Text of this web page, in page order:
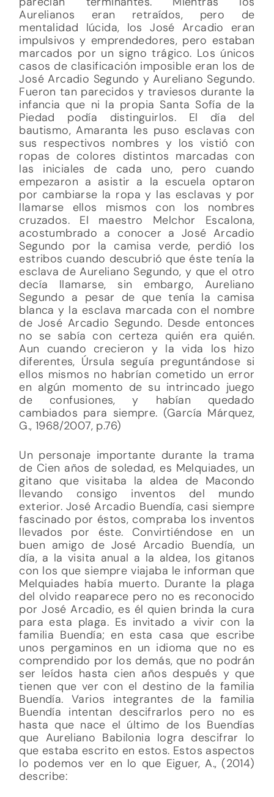
Aurelianos eran retraídos, pero de
mentalidad lúcida, los José Arcadio eran
impulsivos y emprendedores, pero estaban
marcados por un signo trágico. Los únicos
casos de clasificación imposible eran los de
José Arcadio Segundo y Aureliano Segundo.
Fueron tan parecidos y traviesos durante la
infancia que ni la propia Santa Sofía de la
Piedad podía distinguirlos. El día del
bautismo, Amaranta les puso esclavas con
sus respectivos nombres y los vistió con
ropas de colores distintos marcadas con
las iniciales de cada uno, pero cuando
empezaron a asistir a la escuela optaron
por cambiarse la ropa y las esclavas y por
llamarse ellos mismos con los nombres
cruzados. El maestro Melchor Escalona,
acostumbrado a conocer a José Arcadio
Segundo por la camisa verde, perdió los
estribos cuando descubrió que éste tenía la
esclava de Aureliano Segundo, y que el otro
decía llamarse, sin embargo, Aureliano
Segundo a pesar de que tenía la camisa
blanca y la esclava marcada con el nombre
de José Arcadio Segundo. Desde entonces
no se sabía con certeza quién era quién.
Aun cuando crecieron y la vida los hizo
diferentes, Úrsula seguía preguntándose si
ellos mismos no habrían cometido un error
en algún momento de su intrincado juego
de confusiones, y habían quedado
cambiados para siempre. (García Márquez,
G., 1968/2007, p.76)
Un personaje importante durante la trama
de Cien años de soledad, es Melquiades, un
gitano que visitaba la aldea de Macondo
llevando consigo inventos del mundo
exterior. José Arcadio Buendía, casi siempre
fascinado por éstos, compraba los inventos
llevados por éste. Convirtiéndose en un
buen amigo de José Arcadio Buendía, un
día, a la visita anual a la aldea, los gitanos
con los que siempre viajaba le informan que
Melquiades había muerto. Durante la plaga
del olvido reaparece pero no es reconocido
por José Arcadio, es él quien brinda la cura
para esta plaga. Es invitado a vivir con la
familia Buendía; en esta casa que escribe
unos pergaminos en un idioma que no es
comprendido por los demás, que no podrán
ser leídos hasta cien años después y que
tienen que ver con el destino de la familia
Buendía. Varios integrantes de la familia
Buendía intentan descifrarlos pero no es
hasta que nace el último de los Buendías
que Aureliano Babilonia logra descifrar lo
que estaba escrito en estos. Estos aspectos
lo podemos ver en lo que Eiguer, A., (2014)
describe: